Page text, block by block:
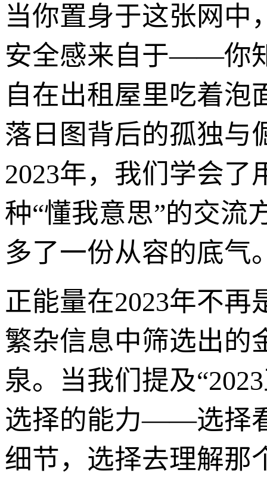
当你置身于这张网中
安全感来自于——你
自在出租屋里吃着泡
落日图背后的孤独与
2023年，我们学会
种“懂我意思”的交流
多了一份从容的底气
正能量在2023年不
繁杂信息中筛选出的
泉。当我们提及
选择的能力——选择
细节，选择去理解那